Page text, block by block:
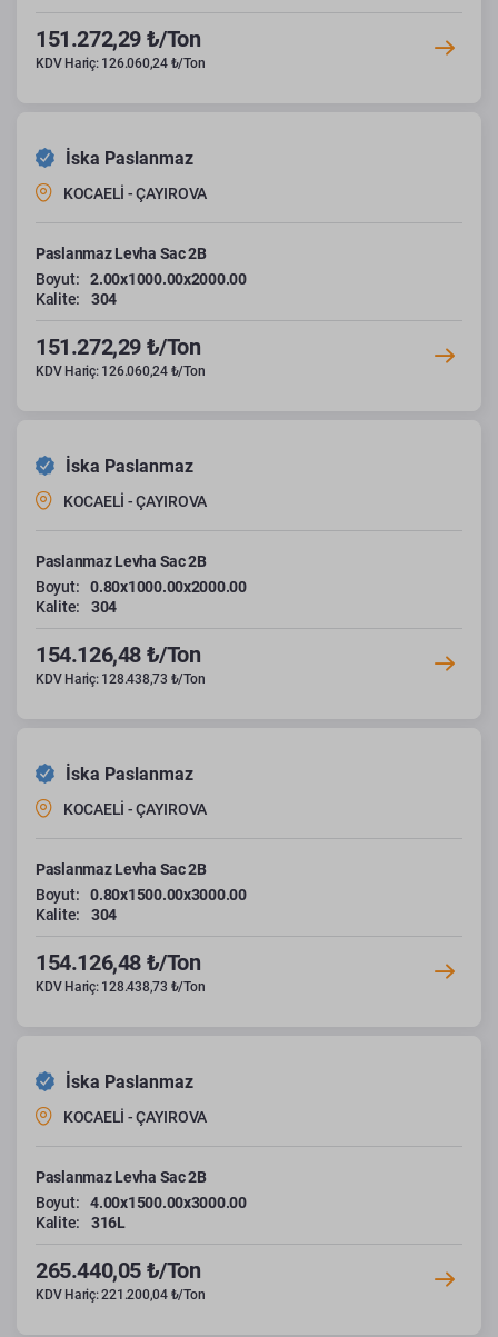
151.272,29 ₺/Ton
KDV Hariç: 126.060,24 ₺/Ton
İska Paslanmaz
KOCAELİ - ÇAYIROVA
Paslanmaz Levha Sac 2B
Boyut:
2.00x1000.00x2000.00
Kalite:
304
151.272,29 ₺/Ton
KDV Hariç: 126.060,24 ₺/Ton
İska Paslanmaz
KOCAELİ - ÇAYIROVA
Paslanmaz Levha Sac 2B
Boyut:
0.80x1000.00x2000.00
Kalite:
304
154.126,48 ₺/Ton
KDV Hariç: 128.438,73 ₺/Ton
İska Paslanmaz
KOCAELİ - ÇAYIROVA
Paslanmaz Levha Sac 2B
Boyut:
0.80x1500.00x3000.00
Kalite:
304
154.126,48 ₺/Ton
KDV Hariç: 128.438,73 ₺/Ton
İska Paslanmaz
KOCAELİ - ÇAYIROVA
Paslanmaz Levha Sac 2B
Boyut:
4.00x1500.00x3000.00
Kalite:
316L
265.440,05 ₺/Ton
KDV Hariç: 221.200,04 ₺/Ton